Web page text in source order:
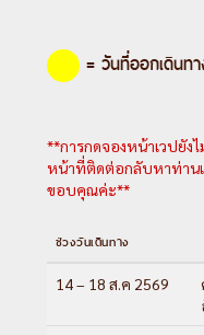
= วันที่ออกเดินทา
**การกดจองหน้าเวปยัง
หน้าที่ติดต่อกลับหาท่าน
ขอบคุณค่ะ**
ช่วงวันเดินทาง
14 – 18 ส.ค 2569